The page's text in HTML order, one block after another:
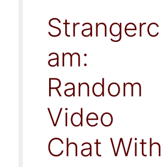
Strangerc
am:
Random
Video
Chat With